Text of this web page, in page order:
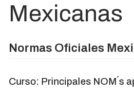
Mexicanas
Normas Oficiales
Curso: Principales NOM´s